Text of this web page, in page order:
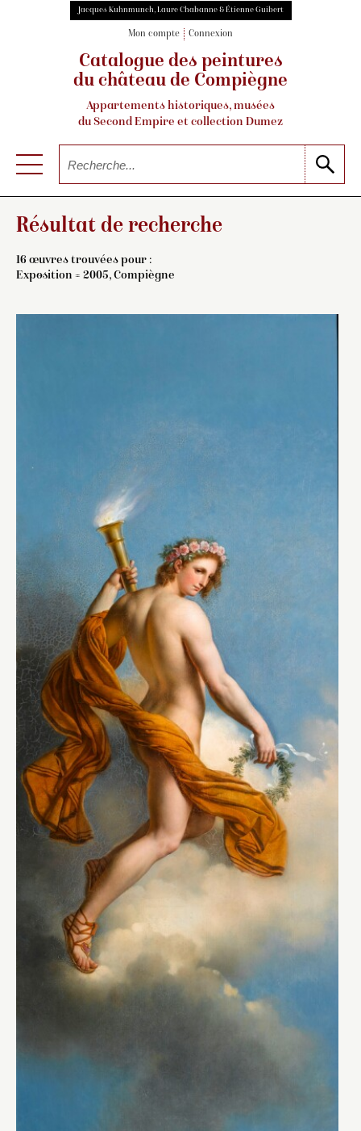
Jacques Kuhnmunch, Laure Chabanne & Étienne Guibert
Mon compte Connexion
Catalogue des peintures
du château de Compiègne
Appartements historiques, musées
du Second Empire et collection Dumez
Résultat de recherche
16 œuvres trouvées pour :
Exposition = 2005, Compiègne